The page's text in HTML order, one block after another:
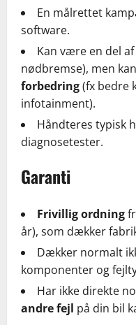
En målrettet
software.
Kan være en del af
nødbremse), men
forbedring(fx bedre
infotainment).
Håndteres typisk
diagnosetester.
Garanti
Frivillig ordning
år), som dækker
Dækker normalt
komponenter og
Har ikke direkte
andre fejl på din bil